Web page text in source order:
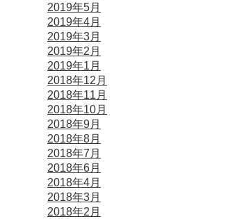
2019年5月
2019年4月
2019年3月
2019年2月
2019年1月
2018年12月
2018年11月
2018年10月
2018年9月
2018年8月
2018年7月
2018年6月
2018年4月
2018年3月
2018年2月